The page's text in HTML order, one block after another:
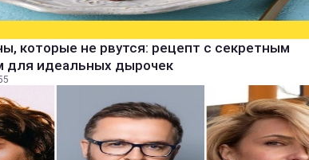
которые не рвутся: рецепт с секретным
для идеальных дырочек